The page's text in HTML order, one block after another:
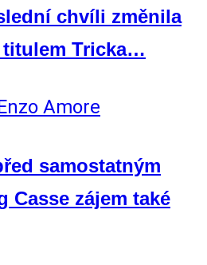
chvíli změnila
titulem Tricka…
samostatným
Casse zájem také